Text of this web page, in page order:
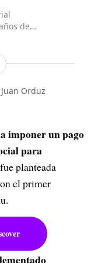
de
en
de 1912 por
en
en las
mult...
Orduz
imponer un pago
para
planteada
el primer